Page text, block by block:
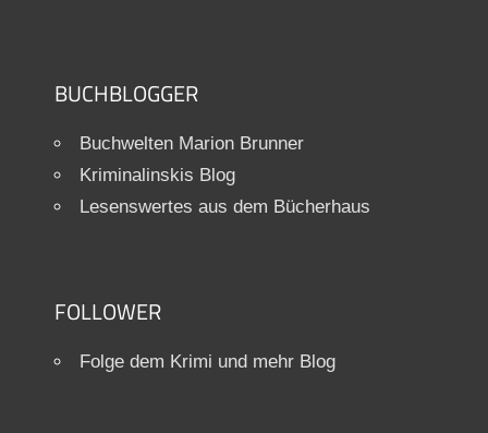
BUCHBLOGGER
Buchwelten Marion Brunner
Kriminalinskis Blog
Lesenswertes aus dem Bücherhaus
FOLLOWER
Folge dem Krimi und mehr Blog